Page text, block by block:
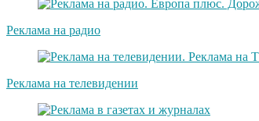
Реклама на радио
Реклама на телевидении